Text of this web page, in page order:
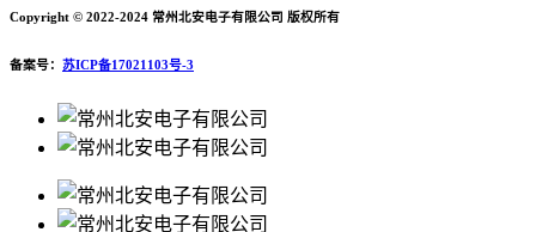
Copyright © 2022-2024 常州北安电子有限公司 版权所有
备案号： 苏ICP备17021103号-3